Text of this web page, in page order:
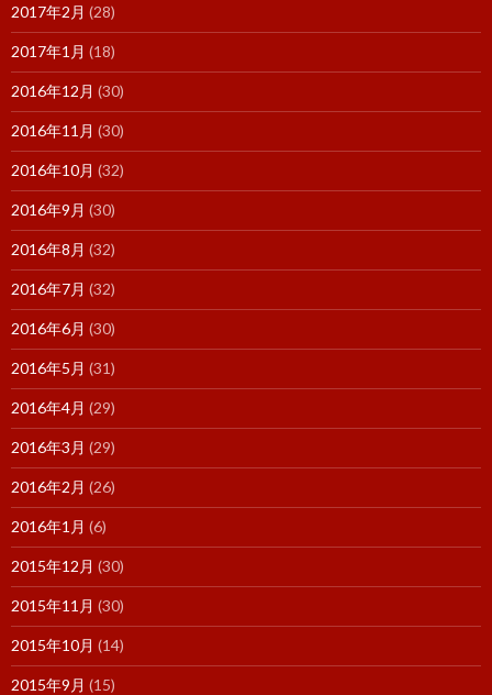
2017年2月 (28)
2017年1月 (18)
2016年12月 (30)
2016年11月 (30)
2016年10月 (32)
2016年9月 (30)
2016年8月 (32)
2016年7月 (32)
2016年6月 (30)
2016年5月 (31)
2016年4月 (29)
2016年3月 (29)
2016年2月 (26)
2016年1月 (6)
2015年12月 (30)
2015年11月 (30)
2015年10月 (14)
2015年9月 (15)